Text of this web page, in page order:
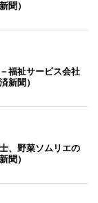
聞）
福祉サービス会社
新聞）
、野菜ソムリエの
聞）